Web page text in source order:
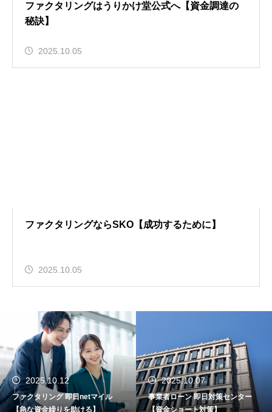
ファクタリングはうりかけ堂公式へ【資金調達の
秘訣】
2025.10.05
ファクタリングならSKO【成功するために】
2025.10.05
2025.10.12
ファクタリング 即日netマイル
【急な資金繰りを助ける】
2025.10.07
事業者ローン 即日対策センター
【資金ショート対策】